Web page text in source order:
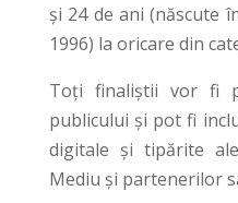
şi 24 de ani (născute
1996) la oricare din
Toţi finaliştii vor fi
publicului şi pot fi
digitale şi tipărite
Mediu şi partenerilor